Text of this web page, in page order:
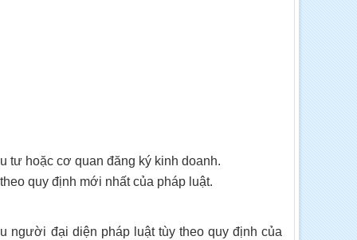
tư hoặc cơ quan đăng ký kinh doanh.
quy định mới nhất của pháp luật.
người đại diện pháp luật tùy theo quy định của